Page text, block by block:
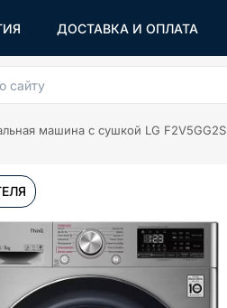
ДОСТАВКА И ОПЛАТА
сайту
машина с сушкой LG F2V5GG2S